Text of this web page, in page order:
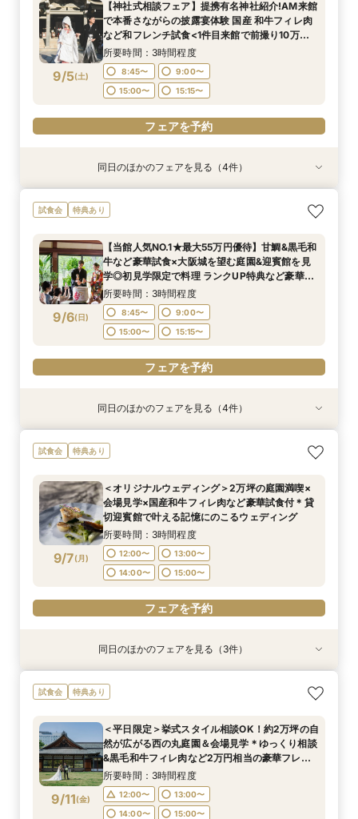
9/4(金 )
チコース
所要時間：3時間程度
12:00〜
13:00〜
14:00〜
15:00〜
フェアを予約
9/4(金 )
所要時間：3時間程度
12:00〜
13:00〜
14:00〜
15:00〜
フェアを予約
9/4(金 )
所要時間：3時間程度
12:00〜
13:00〜
14:00〜
15:00〜
フェアを予約
9/5(土)
【神社式相談フェア】提携有名神社紹介!AM来館
で本番さながらの披露宴体験 国産 和牛フィレ肉
など和フレンチ試食<1件目来館で前撮り10万円
分特典>
所要時間：3時間程度
8:45〜
9:00〜
15:00〜
15:15〜
フェアを予約
特典あり
9/5(土)
ガーデン挙式丸わかり◎2万坪の庭園満喫×オリ
ジナルウェディング庭園&会場見学×国産和牛
所要時間：3時間程度
8:45〜
9:00〜
15:00〜
15:15〜
フェアを予約
特典あり
9/5(土)
【料理重視の方へおすすめ】組数限定◆グラン
シェフ豊後昌幸が手掛ける黒毛和牛etc2万円相
所要時間：3時間程度
8:45〜
9:00〜
15:00〜
15:15〜
フェアを予約
特典あり
9/5(土)
【当館人気NO.1★最大55万円優待】甘鯛&黒毛和
牛など豪華試食×大阪城を望む庭園&迎賓館を見
典付きBIGフェア
所要時間：3時間程度
8:45〜
9:00〜
15:00〜
15:15〜
フェアを予約
特典あり
9/5(土)
【東京開催/土日】東京サロンで《大阪迎賓館》
のご相談＆お打合せ！
9:00〜 15:00〜
フェアを予約
同日のほかのフェアを見る（4件）
試食会 特典あり
9/6(日)
【当館人気NO.1★最大55万円優待】甘鯛&黒毛和
牛など豪華試食×大阪城を望む庭園&迎賓館を見
学◎初見学限定で料理 ランクUP特典など豪華特
典付きBIGフェア
所要時間：3時間程度
8:45〜
9:00〜
15:00〜
15:15〜
フェアを予約
特典あり
9/6(日)
ガーデン挙式丸わかり◎2万坪の庭園満喫×オリ
ジナルウェディング庭園&会場見学×国産和牛
所要時間：3時間程度
8:45〜
9:00〜
15:00〜
15:15〜
フェアを予約
特典あり
9/6(日)
【料理重視の方へおすすめ】組数限定◆グラン
シェフ豊後昌幸が手掛ける黒毛和牛etc2万円相
所要時間：3時間程度
8:45〜
9:00〜
15:00〜
15:15〜
フェアを予約
特典あり
9/6(日)
【神社式相談フェア】提携有名神社紹介!AM来館
で本番さながらの披露宴体験 国産 和牛フィレ肉
分特典>
所要時間：3時間程度
8:45〜
9:00〜
15:00〜
15:15〜
フェアを予約
特典あり
9/6(日)
【東京開催/土日】東京サロンで《大阪迎賓館》
のご相談＆お打合せ！
9:00〜 15:00〜
フェアを予約
同日のほかのフェアを見る（4件）
試食会 特典あり
9/7(月)
＜オリジナルウェディング＞2万坪の庭園満喫×
会場見学×国産和牛フィレ肉など豪華試食付＊貸
切迎賓館で叶える記憶にのこるウェディング
所要時間：3時間程度
12:00〜
13:00〜
14:00〜
15:00〜
フェアを予約
特典あり
9/7(月)
＜平日限定＞挙式スタイル相談OK！約2万坪の自
然が広がる西の丸庭園＆会場見学＊ゆっくり相談
チコース
所要時間：3時間程度
12:00〜
13:00〜
14:00〜
15:00〜
フェアを予約
特典あり
9/7(月)
【20名〜ご婚礼がお得】平日限定★ガーデン
チャペル&貸切迎賓館ALL見学会×おもてなしを
会
所要時間：3時間程度
12:00〜
13:00〜
14:00〜
15:00〜
フェアを予約
特典あり
9/7(月)
【平日限定】和婚相談×豪華無料試食×大阪城を
望む貸切迎賓館見学＜有名提携神社紹介も◎和婚
所要時間：3時間程度
12:00〜
13:00〜
14:00〜
15:00〜
フェアを予約
同日のほかのフェアを見る（3件）
試食会 特典あり
9/11(金)
＜平日限定＞挙式スタイル相談OK！約2万坪の自
然が広がる西の丸庭園＆会場見学＊ゆっくり相談
&黒毛和牛フィレ肉など2万円相当の豪華フレン
チコース
所要時間：3時間程度
12:00〜
13:00〜
14:00〜
15:00〜